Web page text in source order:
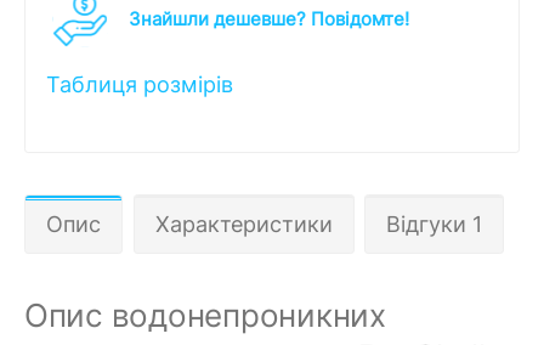
Знайшли дешевше? Повідомте!
Таблиця розмірів
Опис Характеристики Відгуки 1
Опис водонепроникних